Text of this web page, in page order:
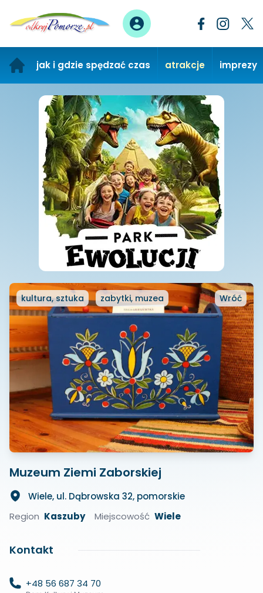
jak i gdzie spędzać czas atrakcje imprezy
kultura, sztuka zabytki, muzea Wróć
Muzeum Ziemi Zaborskiej
Wiele, ul. Dąbrowska 32, pomorskie
Region Kaszuby Miejscowość Wiele
Kontakt
+48 56 687 34 70